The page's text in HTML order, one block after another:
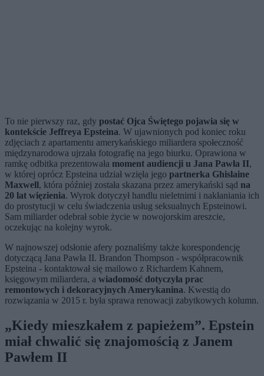
To nie pierwszy raz, gdy postać Ojca Świętego pojawia się w
kontekście Jeffreya Epsteina. W ujawnionych pod koniec roku
zdjęciach z apartamentu amerykańskiego miliardera społeczność
międzynarodowa ujrzała fotografię na jego biurku. Oprawiona w
ramkę odbitka prezentowała moment audiencji u Jana Pawła II,
w której oprócz Epsteina udział wzięła jego partnerka Ghislaine
Maxwell, która później została skazana przez amerykański sąd na
20 lat więzienia. Wyrok dotyczył handlu nieletnimi i nakłaniania ich
do prostytucji w celu świadczenia usług seksualnych Epsteinowi.
Sam miliarder odebrał sobie życie w nowojorskim areszcie,
oczekując na kolejny wyrok.
W najnowszej odsłonie afery poznaliśmy także korespondencję
dotyczącą Jana Pawła II. Brandon Thompson - współpracownik
Epsteina - kontaktował się mailowo z Richardem Kahnem,
księgowym miliardera, a wiadomość dotyczyła prac
remontowych i dekoracyjnych Amerykanina. Kwestią do
rozwiązania w 2015 r. była sprawa renowacji zabytkowych kolumn.
„Kiedy mieszkałem z papieżem”. Epstein
miał chwalić się znajomością z Janem
Pawłem II